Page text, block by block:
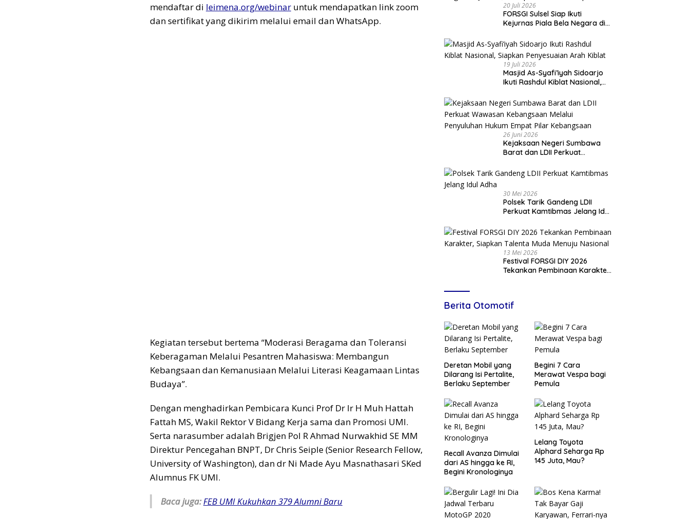
mendaftar di leimena.org/webinar untuk mendapatkan link zoom
dan sertifikat yang dikirim melalui email dan WhatsApp.
Kegiatan tersebut bertema “Moderasi Beragama dan Toleransi
Keberagaman Melalui Pesantren Mahasiswa: Membangun
Kebangsaan dan Kemanusiaan Melalui Literasi Keagamaan Lintas
Budaya”.
Dengan menghadirkan Pembicara Kunci Prof Dr Ir H Muh Hattah
Fattah MS, Wakil Rektor V Bidang Kerja sama dan Promosi UMI.
Serta narasumber adalah Brigjen Pol R Ahmad Nurwakhid SE MM
Direktur Pencegahan BNPT, Dr Chris Seiple (Senior Research Fellow,
University of Washington), dan dr Ni Made Ayu Masnathasari SKed
Alumnus FK UMI.
Baca juga:FEB UMI Kukuhkan 379 Alumni Baru
20 Juli 2026
FORSGI Sulsel Siap Ikuti
Kejurnas Piala Bela Negara di
Apresiasi
19 Juli 2026
Masjid As-Syafi’iyah Sidoarjo
Ikuti Rashdul Kiblat Nasional,
Kiblat
26 Juni 2026
Kejaksaan Negeri Sumbawa
Barat dan LDII Perkuat
Penyuluhan Hukum Empat Pilar
Kebangsaan
30 Mei 2026
Polsek Tarik Gandeng LDII
Perkuat Kamtibmas Jelang Idul
13 Mei 2026
Festival FORSGI DIY 2026
Tekankan Pembinaan Karakter,
Berita Otomotif
Deretan Mobil yang
Dilarang Isi Pertalite,
Berlaku September
Begini 7 Cara
Merawat Vespa bagi
Pemula
Recall Avanza Dimulai
dari AS hingga ke RI,
Begini Kronologinya
Lelang Toyota
Alphard Seharga Rp
145 Juta, Mau?